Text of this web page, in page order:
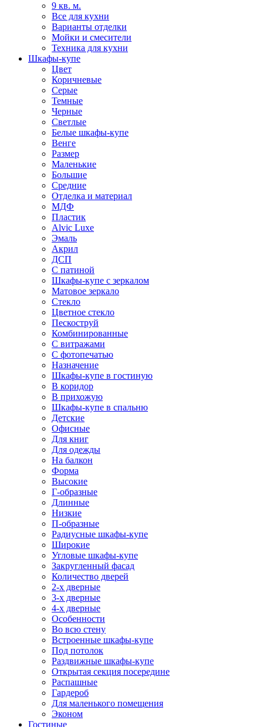
9 кв. м.
Все для кухни
Варианты отделки
Мойки и смесители
Техника для кухни
Шкафы-купе
Цвет
Коричневые
Серые
Темные
Черные
Светлые
Белые шкафы-купе
Венге
Размер
Маленькие
Большие
Средние
Отделка и материал
МДФ
Пластик
Alvic Luxe
Эмаль
Акрил
ДСП
С патиной
Шкафы-купе с зеркалом
Матовое зеркало
Стекло
Цветное стекло
Пескоструй
Комбинированные
С витражами
С фотопечатью
Назначение
Шкафы-купе в гостиную
В коридор
В прихожую
Шкафы-купе в спальню
Детские
Офисные
Для книг
Для одежды
На балкон
Форма
Высокие
Г-образные
Длинные
Низкие
П-образные
Радиусные шкафы-купе
Широкие
Угловые шкафы-купе
Закругленный фасад
Количество дверей
2-х дверные
3-х дверные
4-х дверные
Особенности
Во всю стену
Встроенные шкафы-купе
Под потолок
Раздвижные шкафы-купе
Открытая секция посередине
Распашные
Гардероб
Для маленького помещения
Эконом
Гостиные